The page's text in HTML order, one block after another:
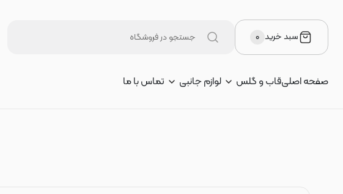
سبد خرید ۰
صفحه اصلیقاب و گلس لوازم جانبی تماس با ما